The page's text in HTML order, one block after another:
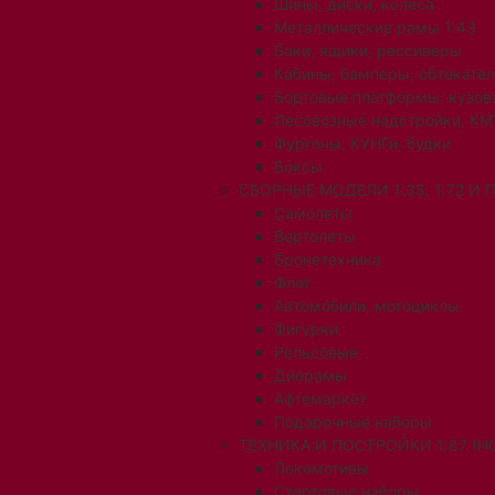
Шины, диски, колеса
Металлические рамы 1:43
Баки, ящики, рессиверы
Кабины, бамперы,
Бортовые платформы,
Лесовозные надстройки,
Фургоны, КУНГи, будки
Боксы
СБОРНЫЕ МОДЕЛИ 1:35, 1:72 И
Самолеты
Вертолеты
Бронетехника
Флот
Автомобили, мотоциклы
Фигурки
Рельсовые
Диорамы
Афтемаркет
Подарочные наборы
ТЕХНИКА И ПОСТРОЙКИ 1:87
Локомотивы
Стартовые наборы